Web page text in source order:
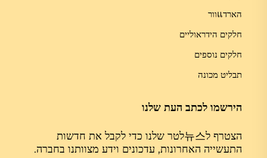
הארדแוור
חלקים הידראוליים
חלקים נוספים
תבליט מכונה
הירשמו לכתב העת שלנו
הצטרף ל뉴스לטר שלנו כדי לקבל את חדשות
התעשייה האחרונות, עדכונים וידע מצוותנו בחברה.